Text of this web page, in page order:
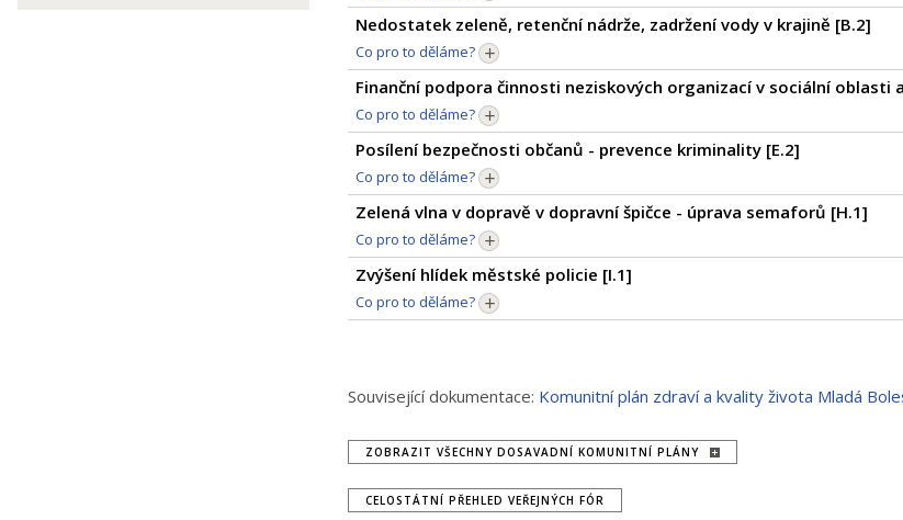
Nedostatek zeleně, retenční nádrže, zadržení vody v krajině [B.2]
Co pro to děláme?
Finanční podpora činnosti neziskových organizací v sociální oblasti
Co pro to děláme?
Posílení bezpečnosti občanů - prevence kriminality [E.2]
Co pro to děláme?
Zelená vlna v dopravě v dopravní špičce - úprava semaforů [H.1]
Co pro to děláme?
Zvýšení hlídek městské policie [I.1]
Co pro to děláme?
Související dokumentace: Komunitní plán zdraví a kvality života Mladá
ZOBRAZIT VŠECHNY DOSAVADNÍ KOMUNITNÍ PLÁNY
CELOSTÁTNÍ PŘEHLED VEŘEJNÝCH FÓR